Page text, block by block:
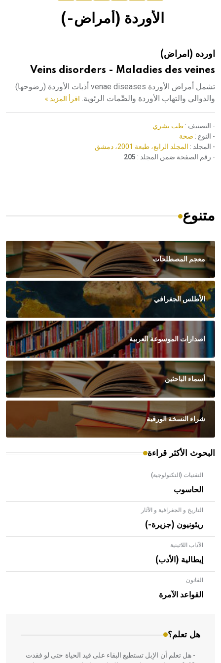
هيئة الموسوعة العربية تطلق موسوعات جديدة في عام 2026
الأوردة (أمراض-)
اورده (امراض)
Veins disorders - Maladies des veines
تشمل أمراض الأوردة venae diseases أذيات الأوردة (رضوحها)
والدوالي والتهاب الأوردة والصِّمات الرئوية. اقرأ المزيد »
- التصنيف : طب بشري
- النوع : صحة
- المجلد : المجلد الرابع، طبعة 2001، دمشق
- رقم الصفحة ضمن المجلد : 205
متنوع
معجم المصطلحات
الأطلس الجغرافي
اصدارات الموسوعة العربية
أسماء الباحثين
شراء النسخة الورقية
البحوث الأكثر قراءة
التقنيات (التكنولوجية)
الحاسوب
التاريخ و الجغرافية و الآثار
ريئونيون (جزيرة-)
الآداب اللاتينية
إيطالية (الأدب)
القانون
القواعد الآمرة
هل تعلم؟
- هل تعلم أن الأبلق نوع من الفنون الهندسية التي ارتبطت
بالعمارة الإسلامية في بلاد الشام ومصر خاصة، حيث يحرص
المعمار على بناء مداميكه وخاصة في الواجهات
- هل تعلم أن الإبل تستطيع البقاء على قيد الحياة حتى لو فقدت